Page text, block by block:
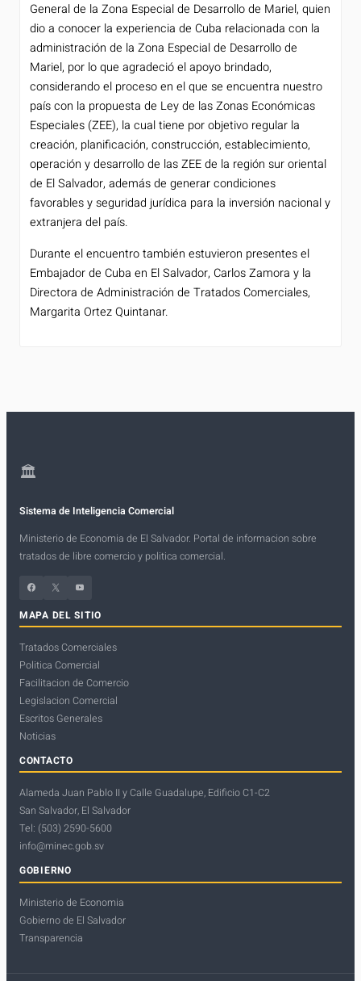
General de la Zona Especial de Desarrollo de Mariel, quien
dio a conocer la experiencia de Cuba relacionada con la
administración de la Zona Especial de Desarrollo de
Mariel, por lo que agradeció el apoyo brindado,
considerando el proceso en el que se encuentra nuestro
país con la propuesta de Ley de las Zonas Económicas
Especiales (ZEE), la cual tiene por objetivo regular la
creación, planificación, construcción, establecimiento,
operación y desarrollo de las ZEE de la región sur oriental
de El Salvador, además de generar condiciones
favorables y seguridad jurídica para la inversión nacional y
extranjera del país.
Durante el encuentro también estuvieron presentes el
Embajador de Cuba en El Salvador, Carlos Zamora y la
Directora de Administración de Tratados Comerciales,
Margarita Ortez Quintanar.
🏛
Sistema de Inteligencia Comercial
Ministerio de Economia de El Salvador. Portal de informacion sobre
tratados de libre comercio y politica comercial.
Facebook X
YouTube
MAPA DEL SITIO
Tratados Comerciales
Politica Comercial
Facilitacion de Comercio
Legislacion Comercial
Escritos Generales
Noticias
CONTACTO
Alameda Juan Pablo II y Calle Guadalupe, Edificio C1-C2
San Salvador, El Salvador
Tel: (503) 2590-5600
info@minec.gob.sv
GOBIERNO
Ministerio de Economia
Gobierno de El Salvador
Transparencia